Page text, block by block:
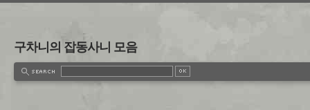
구차니의 잡동사니 모음